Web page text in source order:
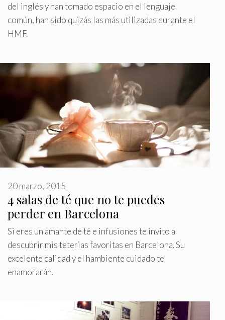
del inglés y han tomado espacio en el lenguaje
común, han sido quizás las más utilizadas durante el
HMF.
4 salas de té que no te puedes
perder en Barcelona
20 marzo, 2015
Si eres un amante de té e infusiones te invito a
descubrir mis teterias favoritas en Barcelona. Su
excelente calidad y el hambiente cuidado te
enamorarán.